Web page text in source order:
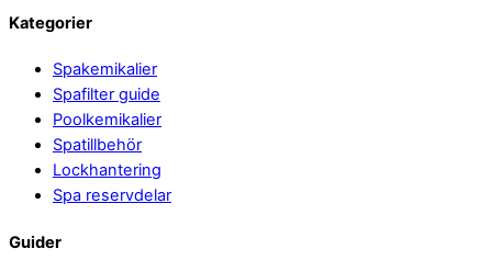
Kategorier
Spakemikalier
Spafilter guide
Poolkemikalier
Spatillbehör
Lockhantering
Spa reservdelar
Guider